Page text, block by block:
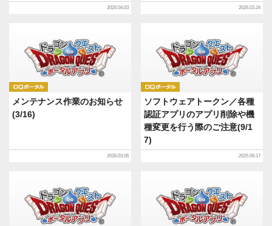
2026.04.03 2026.03.24
メンテナンス作業のお知らせ
(3/16)
2026.03.06
ソフトウェアトークン／各種
認証アプリのアプリ削除や機
種変更を行う際のご注意(9/1
7)
2025.09.17